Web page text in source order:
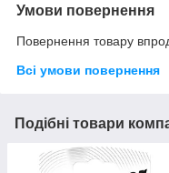
Умови повернення
Повернення товару
Всі умови повернення
Подібні товари